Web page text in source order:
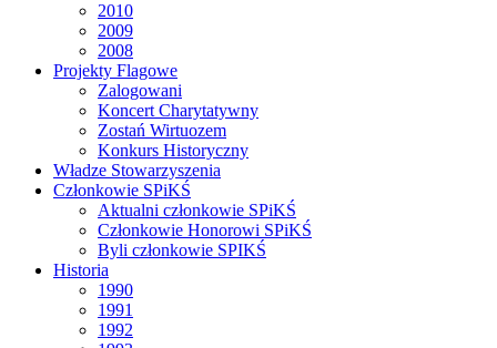
2010
2009
2008
Projekty Flagowe
Zalogowani
Koncert Charytatywny
Zostań Wirtuozem
Konkurs Historyczny
Władze Stowarzyszenia
Członkowie SPiKŚ
Aktualni członkowie SPiKŚ
Członkowie Honorowi SPiKŚ
Byli członkowie SPIKŚ
Historia
1990
1991
1992